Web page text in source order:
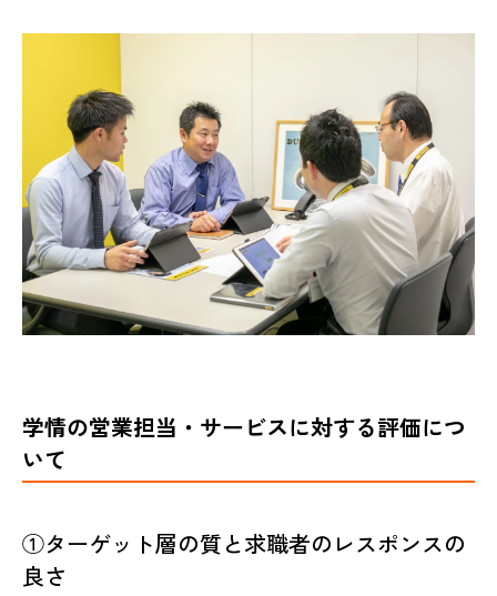
学情の営業担当・サービスに対する評価につ
いて
①ターゲット層の質と求職者のレスポンスの
良さ